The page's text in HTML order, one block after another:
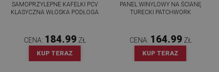
SAMOPRZYLEPNE KAFELKI PCV
KLASYCZNA WŁOSKA PODŁOGA
CENA: 184.99 ZŁ
KUP TERAZ
PANEL WINYLOWY NA ŚCIANĘ
TURECKI PATCHWORK
CENA: 164.99 ZŁ
KUP TERAZ